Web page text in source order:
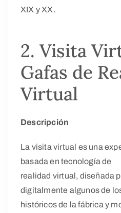
XIX y XX.
2. Visita
Gafas de
Virtual
Descripción
La visita virtual es una
basada en tecnología de
realidad virtual, diseñada
digitalmente algunos de
históricos de la fábrica y